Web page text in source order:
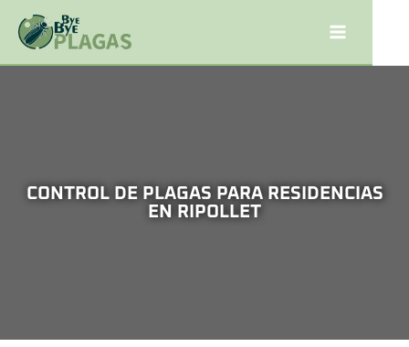
CONTROL DE PLAGAS PARA RESIDENCIAS
EN RIPOLLET